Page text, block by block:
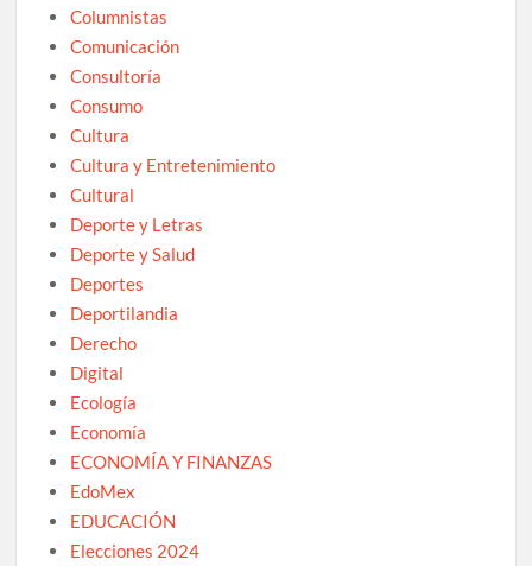
Columnistas
Comunicación
Consultoría
Consumo
Cultura
Cultura y Entretenimiento
Cultural
Deporte y Letras
Deporte y Salud
Deportes
Deportilandia
Derecho
Digital
Ecología
Economía
ECONOMÍA Y FINANZAS
EdoMex
EDUCACIÓN
Elecciones 2024